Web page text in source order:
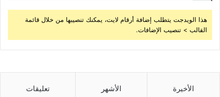
هذا الويدجت يتطلب إضافة أرقام لايت، يمكنك تنصيبها من خلال قائمة
القالب > تنصيب الإضافات.
الأخيرة الأشهر تعليقات